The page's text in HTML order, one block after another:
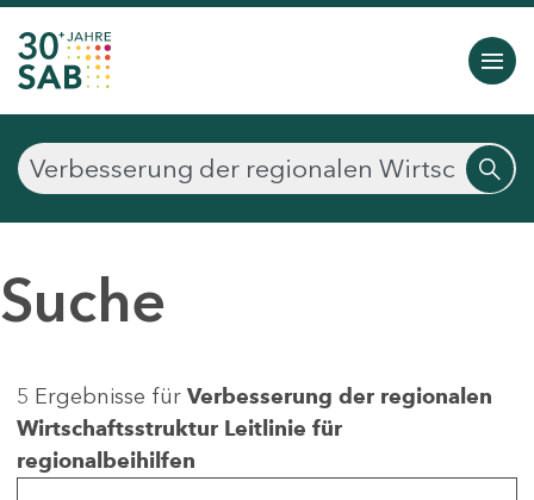
Suche
5 Ergebnisse für Verbesserung der regionalen
Wirtschaftsstruktur Leitlinie für
regionalbeihilfen